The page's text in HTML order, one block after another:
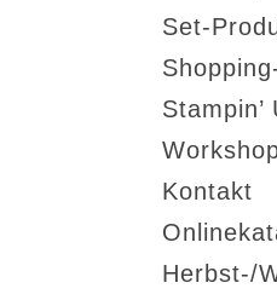
Set-
Kontakt
Herbst-/